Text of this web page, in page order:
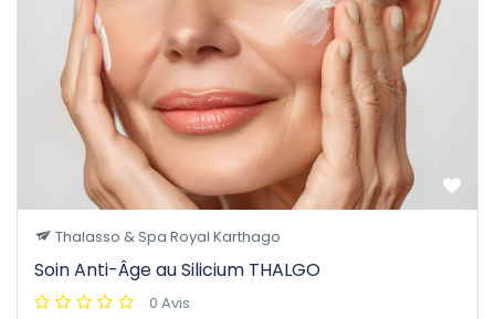
Thalasso & Spa Royal Karthago
Soin Anti-Âge au Silicium THALGO
0 Avis